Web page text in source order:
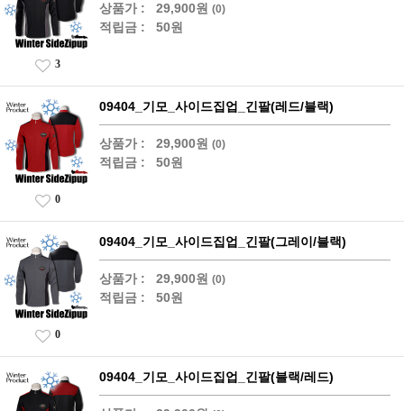
상품가 : 29,900원 (0)
적립금 : 50원
3
09404_기모_사이드집업_긴팔(레드/블랙)
상품가 : 29,900원 (0)
적립금 : 50원
0
09404_기모_사이드집업_긴팔(그레이/블랙)
상품가 : 29,900원 (0)
적립금 : 50원
0
09404_기모_사이드집업_긴팔(블랙/레드)